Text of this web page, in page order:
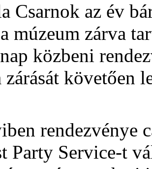
Csarnok az év
múzeum zárva
közbeni
zárását követően
rendezvénye
Party Service-t